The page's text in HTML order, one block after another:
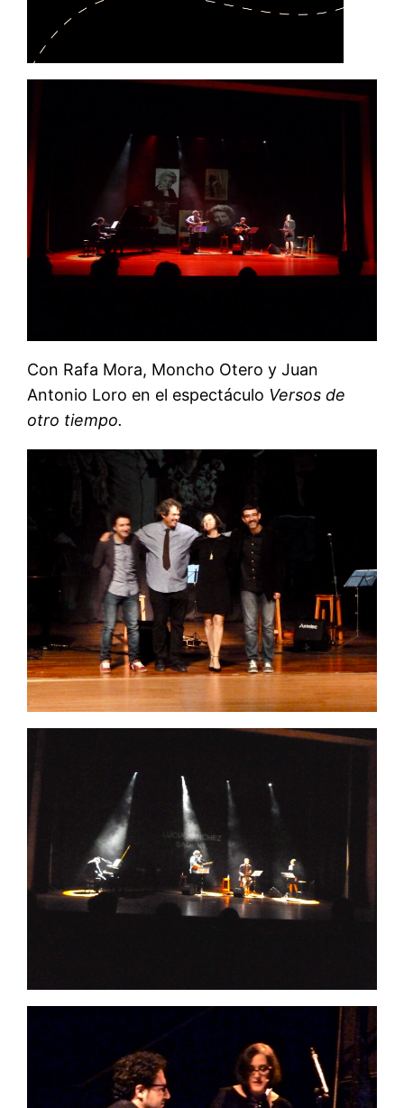
Con Rafa Mora, Moncho Otero y Juan
Antonio Loro en el espectáculo Versos de
otro tiempo.